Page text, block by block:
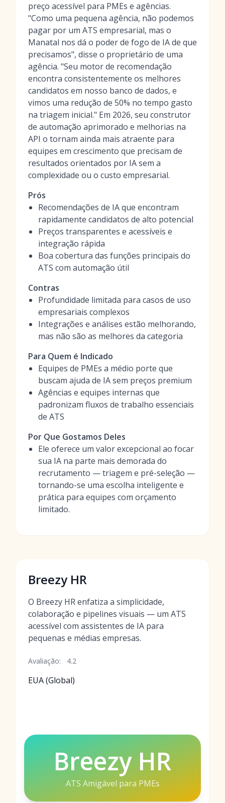
preço acessível para PMEs e agências.
"Como uma pequena agência, não podemos
pagar por um ATS empresarial, mas o
Manatal nos dá o poder de fogo de IA de que
precisamos", disse o proprietário de uma
agência. "Seu motor de recomendação
encontra consistentemente os melhores
candidatos em nosso banco de dados, e
vimos uma redução de 50% no tempo gasto
na triagem inicial." Em 2026, seu construtor
de automação aprimorado e melhorias na
API o tornam ainda mais atraente para
equipes em crescimento que precisam de
resultados orientados por IA sem a
complexidade ou o custo empresarial.
Prós
Recomendações de IA que encontram
rapidamente candidatos de alto potencial
Preços transparentes e acessíveis e
integração rápida
Boa cobertura das funções principais do
ATS com automação útil
Contras
Profundidade limitada para casos de uso
empresariais complexos
Integrações e análises estão melhorando,
mas não são as melhores da categoria
Para Quem é Indicado
Equipes de PMEs a médio porte que
buscam ajuda de IA sem preços premium
Agências e equipes internas que
padronizam fluxos de trabalho essenciais
de ATS
Por Que Gostamos Deles
Ele oferece um valor excepcional ao focar
sua IA na parte mais demorada do
recrutamento — triagem e pré-seleção —
tornando-se uma escolha inteligente e
prática para equipes com orçamento
limitado.
Breezy HR
O Breezy HR enfatiza a simplicidade,
colaboração e pipelines visuais — um ATS
acessível com assistentes de IA para
pequenas e médias empresas.
Avaliação: 4.2
EUA (Global)
Breezy HR
ATS Amigável para PMEs